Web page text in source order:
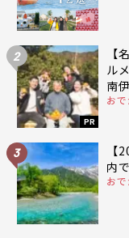
2
PR
【
ル
南
おで
3
【
内
おで